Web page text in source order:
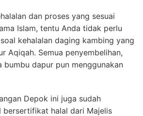
dan proses yang sesuai
Islam, tentu Anda tidak perlu
kehalalan daging kambing yang
Aqiqah. Semua penyembelihan,
bumbu dapur pun menggunakan
Depok ini juga sudah
bersertifikat halal dari Majelis